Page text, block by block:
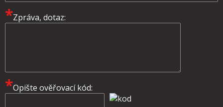
*Zpráva, dotaz:
*Opište ověřovací kód: